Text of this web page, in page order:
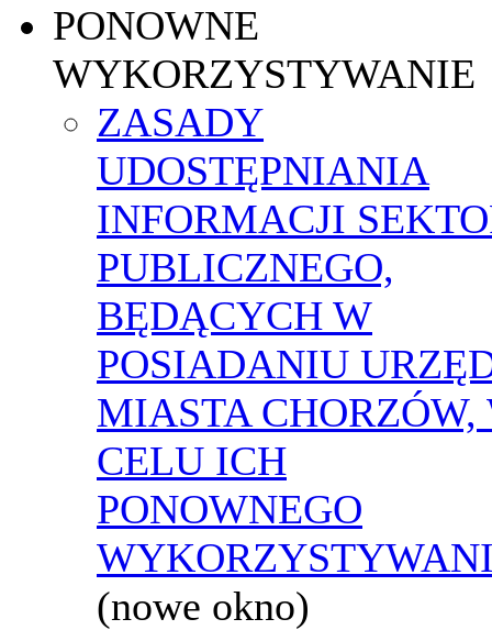
PONOWNE
WYKORZYSTYWANIE
ZASADY
UDOSTĘPNIANIA
INFORMACJI
PUBLICZNEGO,
BĘDĄCYCH W
POSIADANIU
MIASTA CHORZÓW,
CELU ICH
PONOWNEGO
(nowe okno)